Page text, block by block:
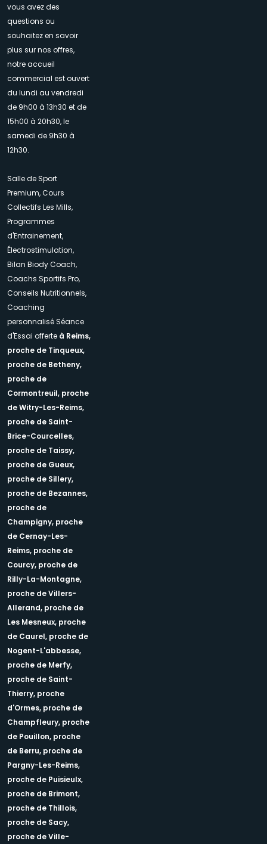
vous avez des
questions ou
souhaitez en savoir
plus sur nos offres,
notre accueil
commercial est ouvert
du lundi au vendredi
de 9h00 à 13h30 et de
15h00 à 20h30, le
samedi de 9h30 à
12h30.
Salle de Sport
Premium, Cours
Collectifs Les Mills,
Programmes
d'Entrainement,
Électrostimulation,
Bilan Biody Coach,
Coachs Sportifs Pro,
Conseils Nutritionnels,
Coaching
personnalisé Séance
d'Essai offerte à Reims,
proche de Tinqueux,
proche de Betheny,
proche de
Cormontreuil, proche
de Witry-Les-Reims,
proche de Saint-
Brice-Courcelles,
proche de Taissy,
proche de Gueux,
proche de Sillery,
proche de Bezannes,
proche de
Champigny, proche
de Cernay-Les-
Reims, proche de
Courcy, proche de
Rilly-La-Montagne,
proche de Villers-
Allerand, proche de
Les Mesneux, proche
de Caurel, proche de
Nogent-L'abbesse,
proche de Merfy,
proche de Saint-
Thierry, proche
d'Ormes, proche de
Champfleury, proche
de Pouillon, proche
de Berru, proche de
Pargny-Les-Reims,
proche de Puisieulx,
proche de Brimont,
proche de Thillois,
proche de Sacy,
proche de Ville-